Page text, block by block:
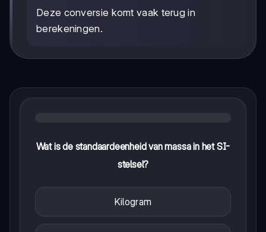
Deze conversie komt vaak terug in
berekeningen.
Wat is de standaardeenheid van massa in het SI-
stelsel?
Kilogram